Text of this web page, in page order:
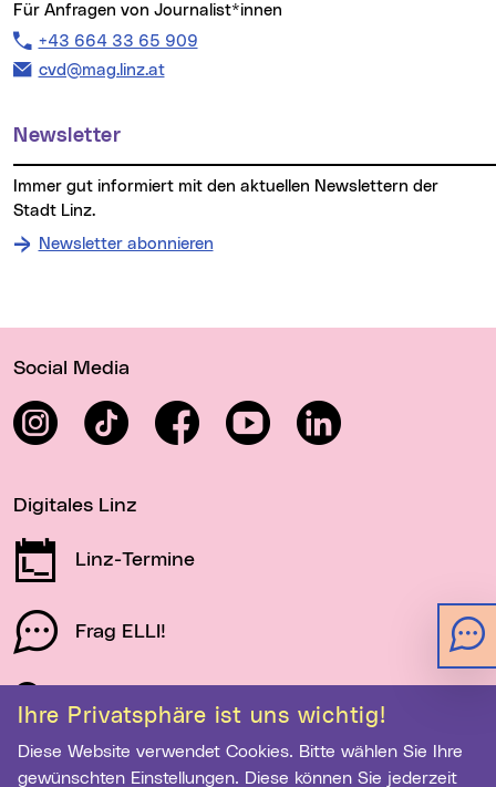
Ihre Privatsphäre ist uns wichtig!
Diese Website verwendet Cookies. Bitte wählen Sie Ihre
gewünschten Einstellungen. Diese können Sie jederzeit
Für Anfragen von Journalist*innen
Telefon:
+43 664 33 65 909
E-Mail Adresse:
cvd@mag.linz.at
Newsletter
Stadt Linz.
Newsletter abonnieren
Social Media
InstagramTikTok FacebookYouTube LinkedIn
Digitales Linz
Linz-Termine
Frag ELLI!
Schau auf Linz